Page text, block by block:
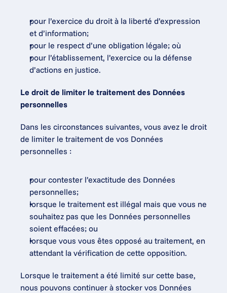
pour l’exercice du droit à la liberté d’expression
et d’information;
pour le respect d’une obligation légale; où
pour l’établissement, l’exercice ou la défense
d’actions en justice.
Le droit de limiter le traitement des Données
personnelles
Dans les circonstances suivantes, vous avez le droit
de limiter le traitement de vos Données
personnelles :
pour contester l’exactitude des Données
personnelles;
lorsque le traitement est illégal mais que vous ne
souhaitez pas que les Données personnelles
soient effacées; ou
lorsque vous vous êtes opposé au traitement, en
attendant la vérification de cette opposition.
Lorsque le traitement a été limité sur cette base,
nous pouvons continuer à stocker vos Données